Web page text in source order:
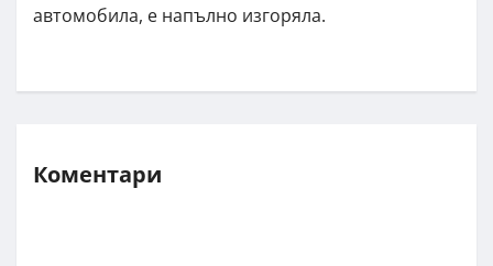
автомобила, е напълно изгоряла.
Коментари